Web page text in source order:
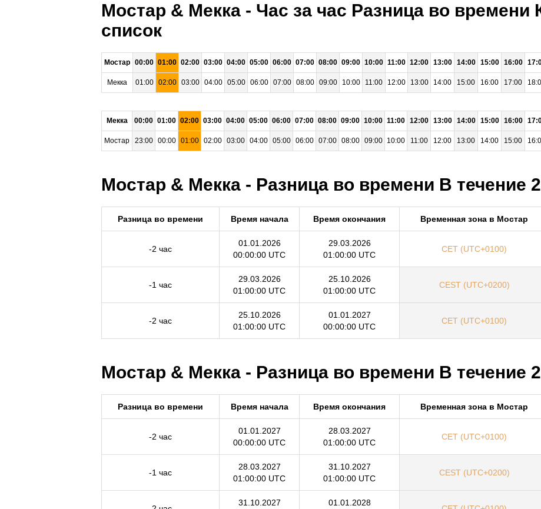
Мостар & Мекка - Час за час Разница во времени
список
Мостар 00:00 01:00 02:00 03:00 04:00 05:00 06:00 07:00 08:00 09:00 10:00 11:00 12:00 13:00 14:00 15:00 16:00
Мекка 01:00 02:00 03:00 04:00 05:00 06:00 07:00 08:00 09:00 10:00 11:00 12:00 13:00 14:00 15:00 16:00 17:00
Мекка 00:00 01:00 02:00 03:00 04:00 05:00 06:00 07:00 08:00 09:00 10:00 11:00 12:00 13:00 14:00 15:00 16:00
Мостар 23:00 00:00 01:00 02:00 03:00 04:00 05:00 06:00 07:00 08:00 09:00 10:00 11:00 12:00 13:00 14:00 15:00
Мостар & Мекка - Разница во времени В течение
Разница во времени Время начала Время окончания Временная зона в Мостар
-2 час
01.01.2026
00:00:00 UTC
29.03.2026
01:00:00 UTC
CET (UTC+0100)
-1 час
29.03.2026
01:00:00 UTC
25.10.2026
01:00:00 UTC
CEST (UTC+0200)
-2 час
25.10.2026
01:00:00 UTC
01.01.2027
00:00:00 UTC
CET (UTC+0100)
Мостар & Мекка - Разница во времени В течение
Разница во времени Время начала Время окончания Временная зона в Мостар
-2 час
01.01.2027
00:00:00 UTC
28.03.2027
01:00:00 UTC
CET (UTC+0100)
-1 час
28.03.2027
01:00:00 UTC
31.10.2027
01:00:00 UTC
CEST (UTC+0200)
31.10.2027 01.01.2028